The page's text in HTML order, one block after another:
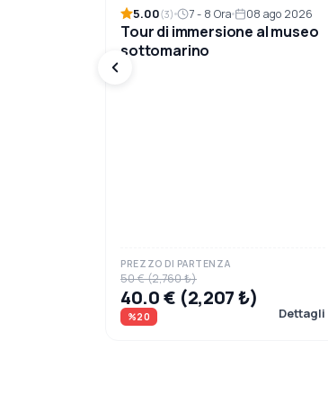
5.00(3) 7 - 8 Ora 08 ago 2026
Tour di immersione al museo
sottomarino
PREZZO DI PARTENZA
50 € (2,760 ₺)
40.0 € (2,207 ₺)
%20 Dettagli